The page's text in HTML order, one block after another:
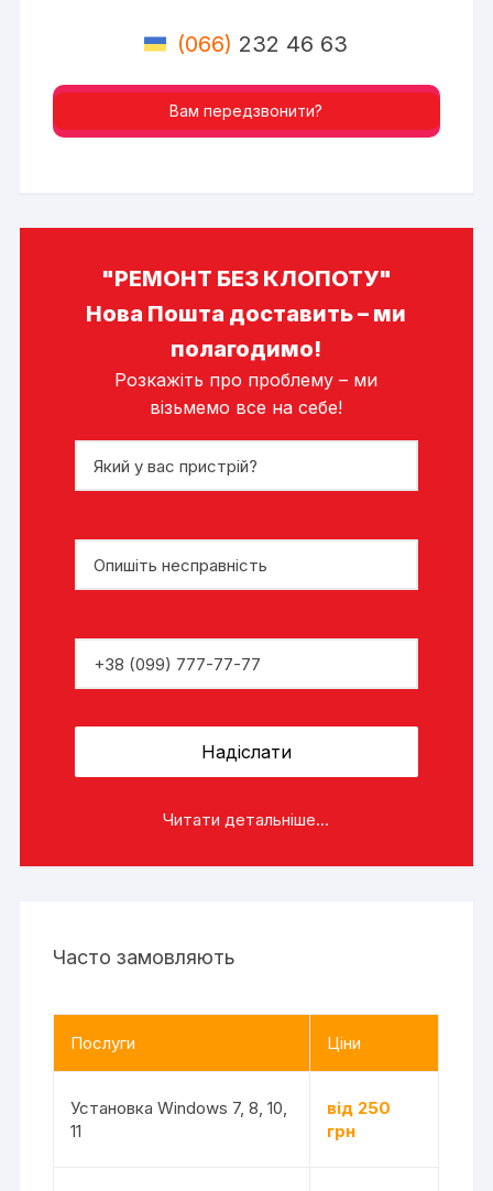
(066) 232 46 63
Вам передзвонити?
"РЕМОНТ БЕЗ КЛОПОТУ"
Нова Пошта доставить – ми
полагодимо!
Розкажіть про проблему – ми
візьмемо все на себе!
Читати детальніше...
Часто замовляють
Послуги Ціни
Установка Windows 7, 8, 10,
11
від 250
грн